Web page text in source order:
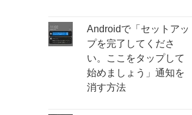
Androidで「セットアッ
プを完了してくださ
い。ここをタップして
始めましょう」通知を
消す方法